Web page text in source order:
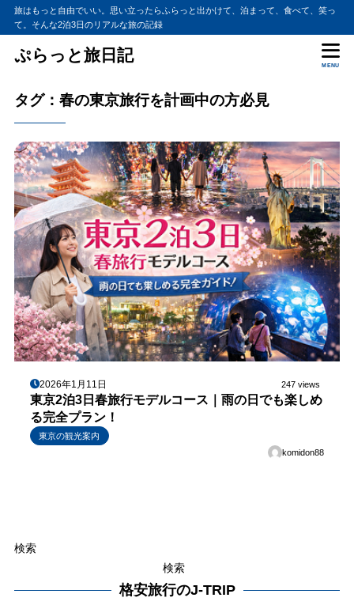
旅はもっと自由でいい。思い立ったらふらっと出かけて、泊まって、食べて、笑っ
て。そんな2泊3日のリアルな旅の記録
ぷらっと旅日記
MENU
タグ：春の東京旅行を計画中の方必見
2026年1月11日 247 views
東京2泊3日春旅行モデルコース｜雨の日でも楽しめ
る完全プラン！
東京の観光案内
komidon88
検索
検索
格安旅行のJ-TRIP